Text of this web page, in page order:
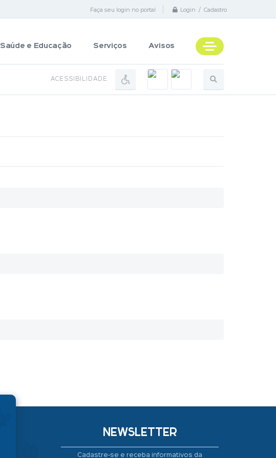
Faça seu login no portal Login / Cadastro
Saúde e Educação Serviços Avisos
ACESSIBILIDADE
NEWSLETTER
Cadastre-se e receba informativos da